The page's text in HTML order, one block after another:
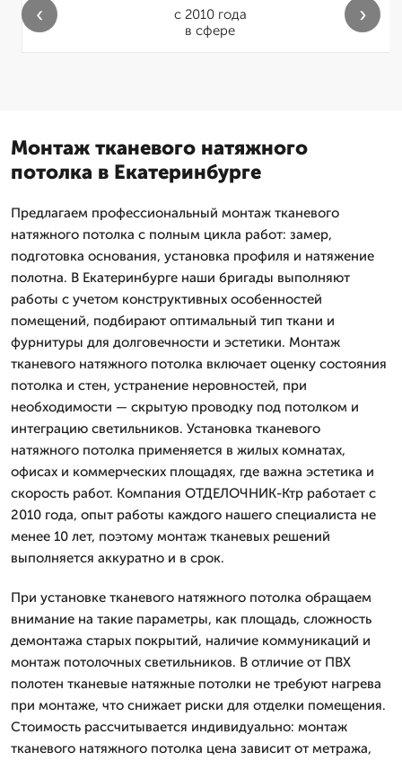
с 2010 года
в сфере
‹ ›
Монтаж тканевого натяжного
потолка в Екатеринбурге
Предлагаем профессиональный монтаж тканевого
натяжного потолка с полным цикла работ: замер,
подготовка основания, установка профиля и натяжение
полотна. В Екатеринбурге наши бригады выполняют
работы с учетом конструктивных особенностей
помещений, подбирают оптимальный тип ткани и
фурнитуры для долговечности и эстетики. Монтаж
тканевого натяжного потолка включает оценку состояния
потолка и стен, устранение неровностей, при
необходимости — скрытую проводку под потолком и
интеграцию светильников. Установка тканевого
натяжного потолка применяется в жилых комнатах,
офисах и коммерческих площадях, где важна эстетика и
скорость работ. Компания ОТДЕЛОЧНИК-Ктр работает с
2010 года, опыт работы каждого нашего специалиста не
менее 10 лет, поэтому монтаж тканевых решений
выполняется аккуратно и в срок.
При установке тканевого натяжного потолка обращаем
внимание на такие параметры, как площадь, сложность
демонтажа старых покрытий, наличие коммуникаций и
монтаж потолочных светильников. В отличие от ПВХ
полотен тканевые натяжные потолки не требуют нагрева
при монтаже, что снижает риски для отделки помещения.
Стоимость рассчитывается индивидуально: монтаж
тканевого натяжного потолка цена зависит от метража,